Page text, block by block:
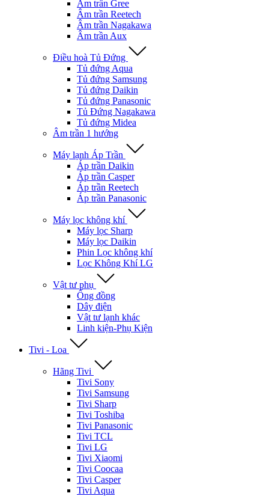
Âm trần Gree
Âm trần Reetech
Âm trần Nagakawa
Âm trần Aux
Điều hoà Tủ Đứng
Tủ đứng Aqua
Tủ đứng Samsung
Tủ đứng Daikin
Tủ đứng Panasonic
Tủ Đứng Nagakawa
Tủ đứng Midea
Âm trần 1 hướng
Máy lạnh Áp Trần
Áp trần Daikin
Áp trần Casper
Áp trần Reetech
Áp trần Panasonic
Máy lọc không khí
Máy lọc Sharp
Máy lọc Daikin
Phin Lọc không khí
Lọc Không Khí LG
Vật tư phụ
Ống đồng
Dây điện
Vật tư lạnh khác
Linh kiện-Phụ Kiện
Tivi - Loa
Hãng Tivi
Tivi Sony
Tivi Samsung
Tivi Sharp
Tivi Toshiba
Tivi Panasonic
Tivi TCL
Tivi LG
Tivi Xiaomi
Tivi Coocaa
Tivi Casper
Tivi Aqua